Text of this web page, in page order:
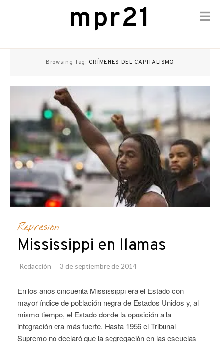
mpr21
Browsing Tag: CRÍMENES DEL CAPITALISMO
Represión
Mississippi en llamas
Redacción 3 de septiembre de 2014
En los años cincuenta Mississippi era el Estado con
mayor índice de población negra de Estados Unidos y, al
mismo tiempo, el Estado donde la oposición a la
integración era más fuerte. Hasta 1956 el Tribunal
Supremo no declaró que la segregación en las escuelas